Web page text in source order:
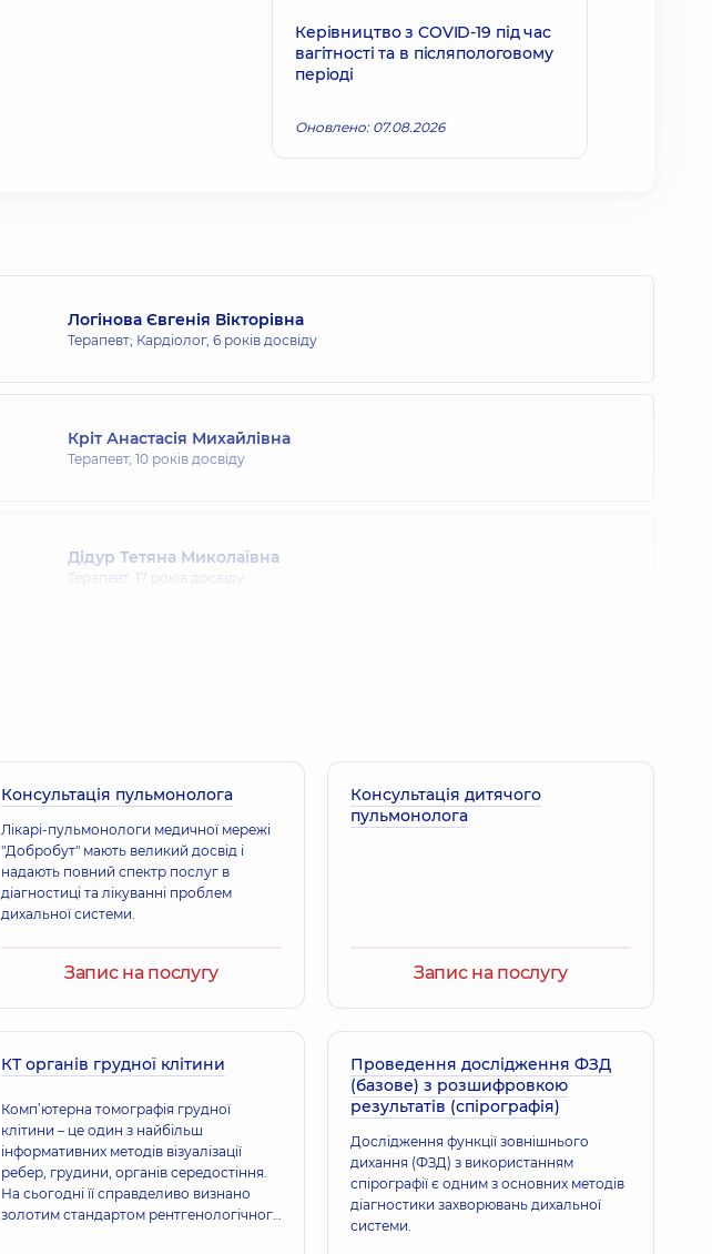
Керівництво з COVID-19 під час
вагітності та в післяпологовому
періоді
Оновлено: 07.08.2026
Логінова Євгенія Вікторівна
Терапевт; Кардіолог, 6 років досвіду
Кріт Анастасія Михайлівна
Терапевт, 10 років досвіду
Дідур Тетяна Миколаївна
Терапевт, 17 років досвіду
Голубєва Інна Олександрівна
Ворона Альона Анатоліївна
Гетьман Вадим Володимирович
Загороднюк Анна Володимирівна
Терапевт; Лікар загальної практики - сімейний лікар; Педіатр,18 років досвіду
Консультація пульмонолога
Лікарі-пульмонологи медичної мережі
"Добробут" мають великий досвід і
надають повний спектр послуг в
діагностиці та лікуванні проблем
дихальної системи.
Запис на послугу
Консультація дитячого
пульмонолога
Запис на послугу
КТ органів грудної клітини
Комп’ютерна томографія грудної
клітини – це один з найбільш
інформативних методів візуалізації
ребер, грудини, органів середостіння.
На сьогодні її справделиво визнано
золотим стандартом рентгенологічного
Проведення дослідження ФЗД
(базове) з розшифровкою
результатів (спірографія)
Дослідження функції зовнішнього
дихання (ФЗД) з використанням
спірографії є одним з основних методів
діагностики захворювань дихальної
системи.